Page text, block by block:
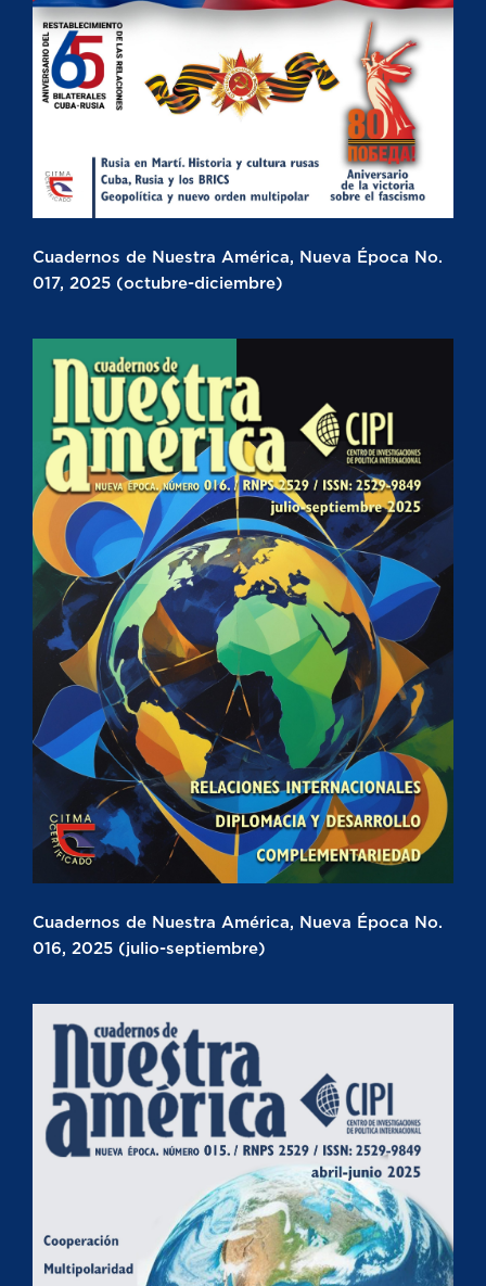
Cuadernos de Nuestra América, Nueva Época No.
017, 2025 (octubre-diciembre)
Cuadernos de Nuestra América, Nueva Época No.
016, 2025 (julio-septiembre)